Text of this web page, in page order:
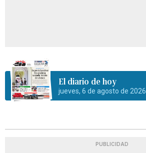
El diario de hoy
jueves, 6 de agosto de 2026
PUBLICIDAD